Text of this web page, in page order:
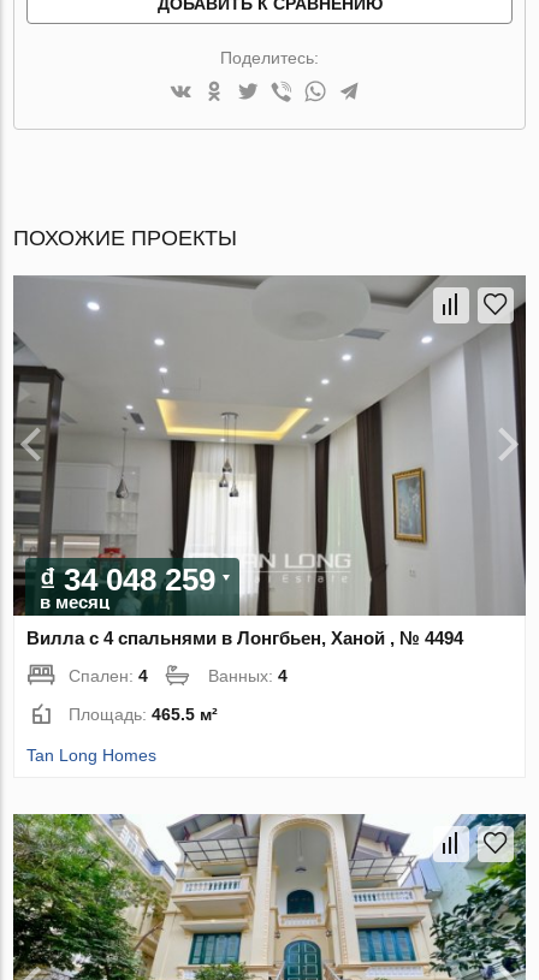
Поделитесь:
ПОХОЖИЕ ПРОЕКТЫ
₫ 34 048 259
в месяц
Вилла с 4 спальнями в Лонгбьен, Ханой , № 4494
Спален:4 Ванных:4
Площадь:465.5 м²
Tan Long Homes